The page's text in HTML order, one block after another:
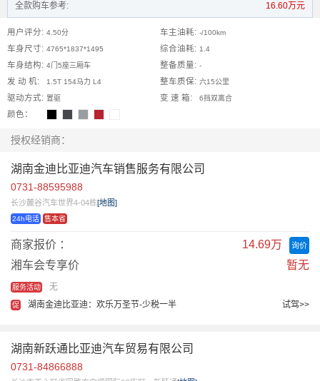
全款购车参考:
16.60万元
用户评分: 4.50分 车主油耗: -/100km
车身尺寸: 4765*1837*1495 综合油耗: 1.4
车身结构: 4门5座三厢车 整备质量: -
发 动 机: 1.5T 154马力 L4 整车质保: 六15公里
驱动方式: 置驱 变 速 箱: 6挡双离合
颜色：
授权经销商：
湖南金迪比亚迪汽车销售服务有限公司
0731-88595988
长沙麓谷汽车世界4-04栋[地图]
24h电话 售本省
商家报价 ： 询价
14.69万
湘车会专享价
暂无
服务活动 无
促 湖南金迪比亚迪：欢乐万圣节-少税一半 试驾>>
湖南新跃通比亚迪汽车贸易有限公司
0731-84866888